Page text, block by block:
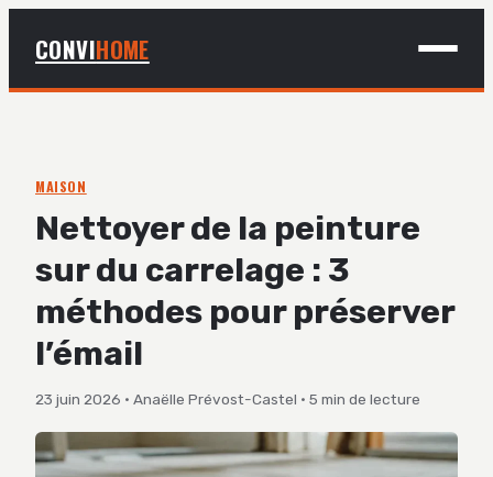
CONVIHOME
BRICOLAGE
DÉCO
JARDINAGE
MAISON
Nettoyer de la peinture
sur du carrelage : 3
méthodes pour préserver
l’émail
23 juin 2026 · Anaëlle Prévost-Castel · 5 min de lecture